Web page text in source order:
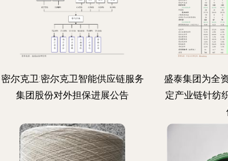
密尔克卫:密尔克卫智能供应链服务
集团股份对外担保进展公告
盛泰集团为全
定产业链针纺